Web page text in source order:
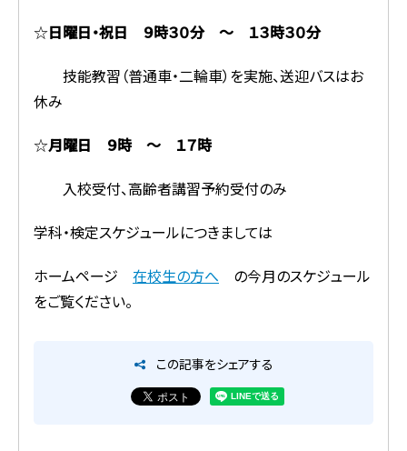
☆日曜日・祝日 ９時３０分 ～ １３時３０分
技能教習（普通車・二輪車）を実施、送迎バスはお
休み
☆月曜日
９時 ～ １７時
入校受付、高齢者講習予約受付のみ
学科・検定スケジュールにつきましては
ホームページ 在校生の方へ の今月のスケジュール
をご覧ください。
この記事をシェアする